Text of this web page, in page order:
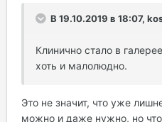
В 19.10.2019 в 18:07,
Клинично стало в
хоть и малолюдно.
Это не значит, что уже
можно и даже нужно, но